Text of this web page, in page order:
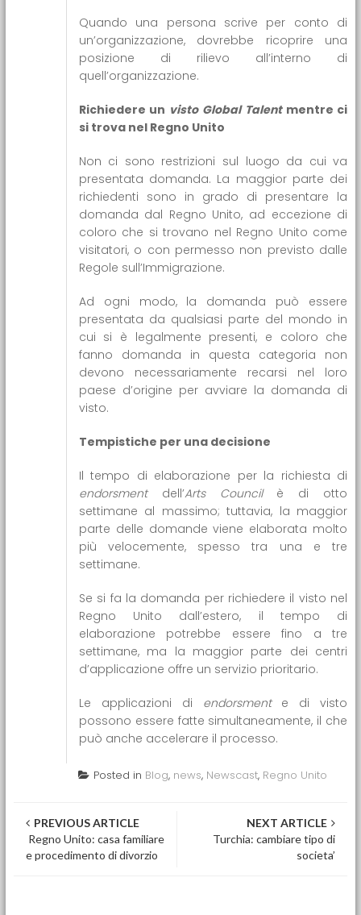
Quando una persona scrive per conto di
un’organizzazione, dovrebbe ricoprire una
posizione di rilievo all’interno di
quell’organizzazione.
Richiedere un visto Global Talentmentre ci
si trova nel Regno Unito
Non ci sono restrizioni sul luogo da cui va
presentata domanda. La maggior parte dei
richiedenti sono in grado di presentare la
domanda dal Regno Unito, ad eccezione di
coloro che si trovano nel Regno Unito come
visitatori, o con permesso non previsto dalle
Regole sull’Immigrazione.
Ad ogni modo, la domanda può essere
presentata da qualsiasi parte del mondo in
cui si è legalmente presenti, e coloro che
fanno domanda in questa categoria non
devono necessariamente recarsi nel loro
paese d’origine per avviare la domanda di
visto.
Tempistiche per una decisione
Il tempo di elaborazione per la richiesta di
endorsmentdell’Arts Council è di otto
settimane al massimo; tuttavia, la maggior
parte delle domande viene elaborata molto
più velocemente, spesso tra una e tre
settimane.
Se si fa la domanda per richiedere il visto nel
Regno Unito dall’estero, il tempo di
elaborazione potrebbe essere fino a tre
settimane, ma la maggior parte dei centri
d’applicazione offre un servizio prioritario.
Le applicazioni di endorsmente di visto
possono essere fatte simultaneamente, il che
può anche accelerare il processo.
Posted in Blog, news, Newscast, Regno Unito
Post navigation
PREVIOUS ARTICLE
Regno Unito: casa familiare
e procedimento di divorzio
NEXT ARTICLE
Turchia: cambiare tipo di
societa’